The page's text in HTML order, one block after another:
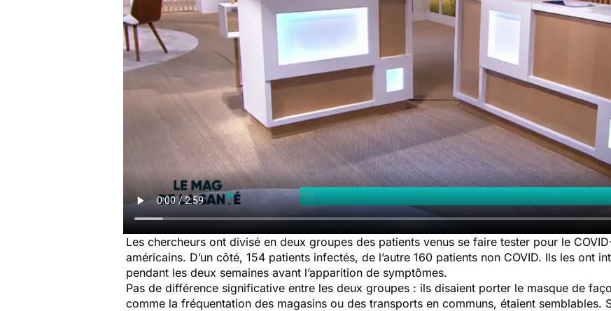
Les chercheurs ont divisé en deux groupes des patients venus se faire tester pour le
américains. D’un côté, 154 patients infectés, de l’autre 160 patients non COVID. Ils les ont
pendant les deux semaines avant l’apparition de symptômes.
Pas de différence significative entre les deux groupes : ils disaient porter le masque de
comme la fréquentation des magasins ou des transports en communs, étaient semblables.